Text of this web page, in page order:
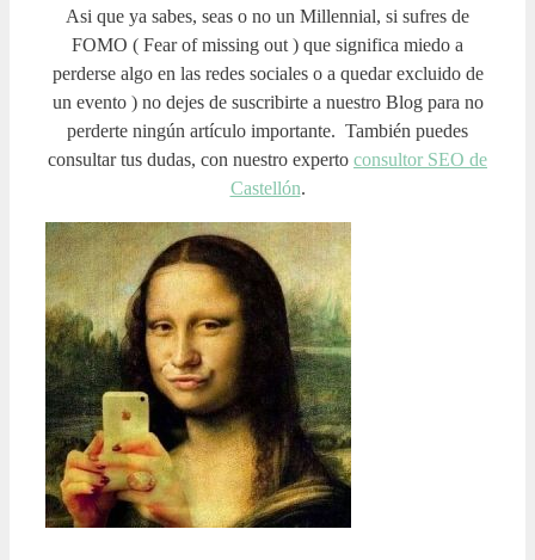
Asi que ya sabes, seas o no un Millennial, si sufres de
FOMO ( Fear of missing out ) que significa miedo a
perderse algo en las redes sociales o a quedar excluido de
un evento ) no dejes de suscribirte a nuestro Blog para no
perderte ningún artículo importante. También puedes
consultar tus dudas, con nuestro experto consultor SEO de
Castellón.